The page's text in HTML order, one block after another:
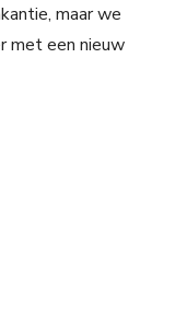
maar we
met een nieuw